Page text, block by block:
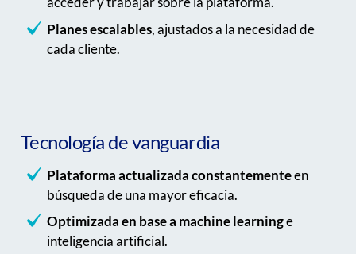
Planes escalables, ajustados a la necesidad de
cada cliente.
Tecnología de vanguardia
Plataforma actualizada constantementeen
búsqueda de una mayor eficacia.
Optimizada en base a machine learninge
inteligencia artificial.